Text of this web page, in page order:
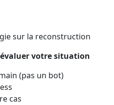
sur la reconstruction
votre situation
(pas un bot)
cas